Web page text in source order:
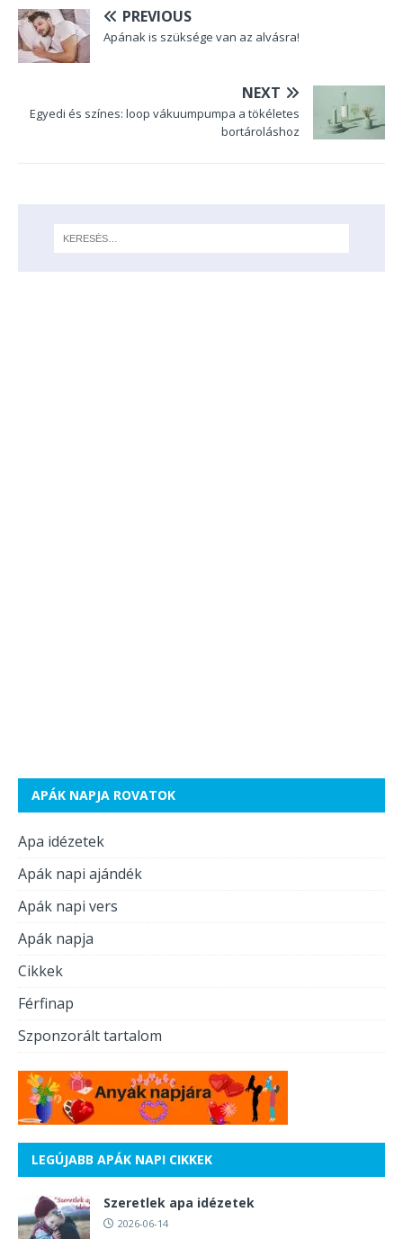
PREVIOUS
Apának is szüksége van az alvásra!
NEXT
Egyedi és színes: loop vákuumpumpa a tökéletes
bortároláshoz
APÁK NAPJA ROVATOK
Apa idézetek
Apák napi ajándék
Apák napi vers
Apák napja
Cikkek
Férfinap
Szponzorált tartalom
LEGÚJABB APÁK NAPI CIKKEK
Szeretlek apa idézetek
2026-06-14